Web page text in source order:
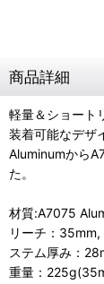
商品詳細
軽量＆ショート
装着可能なデザ
Aluminumから
た。
材質:A7075
リーチ：
ステム厚み：
重量：